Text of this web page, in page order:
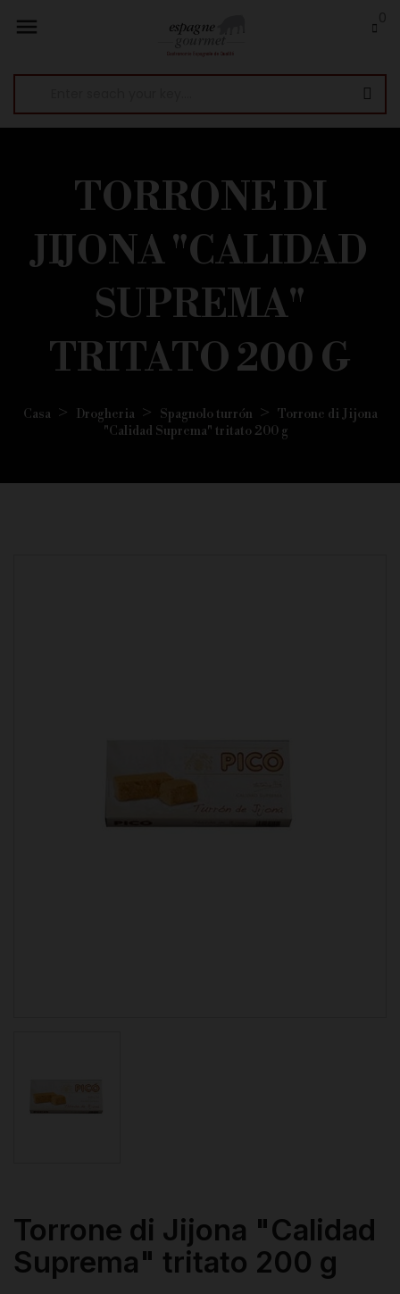

TORRONE DI
JIJONA "CALIDAD
SUPREMA"
TRITATO 200 G
Casa Drogheria Spagnolo turrón
Torrone di Jijona
"Calidad Suprema" tritato 200 g
Torrone di Jijona "Calidad
Suprema" tritato 200 g